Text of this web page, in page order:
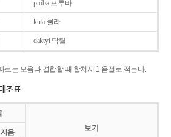
próba 프루바
kula 쿨라
daktyl 닥틸
르는 모음과 결합할 때 합쳐서 1 음절로 적는다.
조표
보기
자음